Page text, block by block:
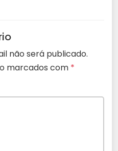
não será publicado.
marcados com *